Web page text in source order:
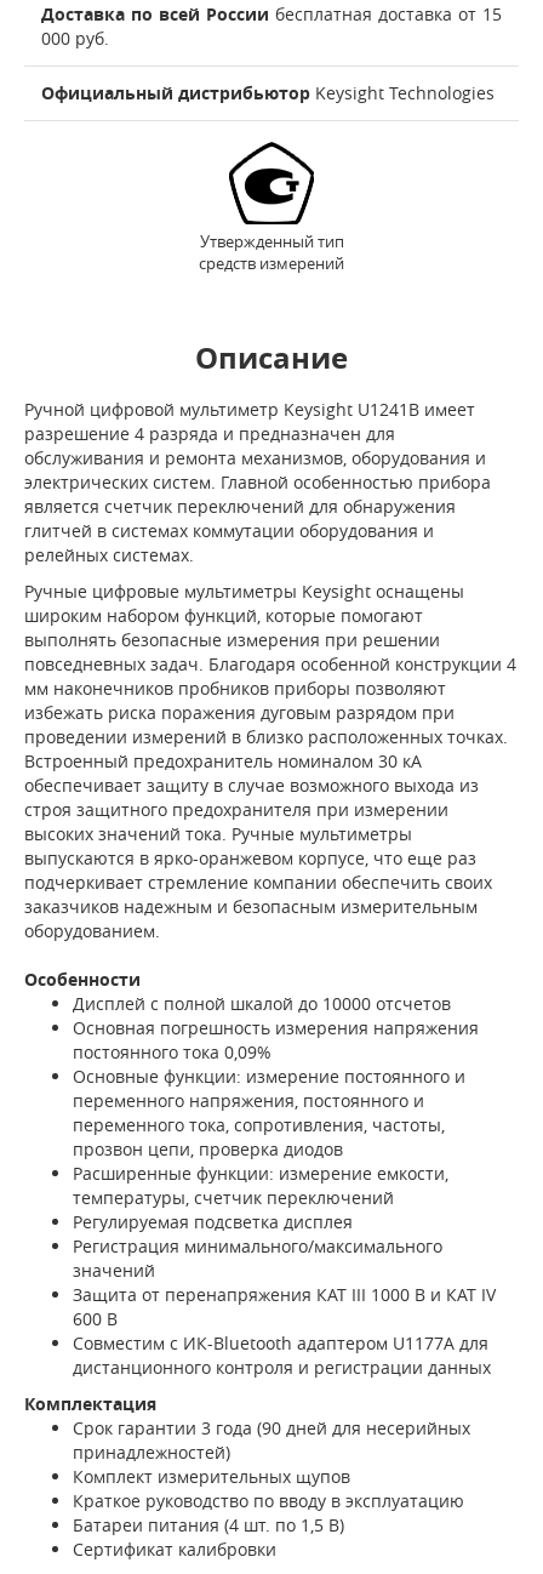
Доставка по всей России бесплатная доставка от 15
000 руб.
Официальный дистрибьютор Keysight Technologies
Утвержденный тип
средств измерений
Описание
Ручной цифровой мультиметр Keysight U1241B имеет
разрешение 4 разряда и предназначен для
обслуживания и ремонта механизмов, оборудования и
электрических систем. Главной особенностью прибора
является счетчик переключений для обнаружения
глитчей в системах коммутации оборудования и
релейных системах.
Ручные цифровые мультиметры Keysight оснащены
широким набором функций, которые помогают
выполнять безопасные измерения при решении
повседневных задач. Благодаря особенной конструкции 4
мм наконечников пробников приборы позволяют
избежать риска поражения дуговым разрядом при
проведении измерений в близко расположенных точках.
Встроенный предохранитель номиналом 30 кА
обеспечивает защиту в случае возможного выхода из
строя защитного предохранителя при измерении
высоких значений тока. Ручные мультиметры
выпускаются в ярко-оранжевом корпусе, что еще раз
подчеркивает стремление компании обеспечить своих
заказчиков надежным и безопасным измерительным
оборудованием.
Особенности
Дисплей с полной шкалой до 10000 отсчетов
Основная погрешность измерения напряжения
постоянного тока 0,09%
Основные функции: измерение постоянного и
переменного напряжения, постоянного и
переменного тока, сопротивления, частоты,
прозвон цепи, проверка диодов
Расширенные функции: измерение емкости,
температуры, счетчик переключений
Регулируемая подсветка дисплея
Регистрация минимального/максимального
значений
Защита от перенапряжения КАТ III 1000 В и КАТ IV
600 В
Совместим с ИК-Bluetooth адаптером U1177A для
дистанционного контроля и регистрации данных
Комплектация
Срок гарантии 3 года (90 дней для несерийных
принадлежностей)
Комплект измерительных щупов
Краткое руководство по вводу в эксплуатацию
Батареи питания (4 шт. по 1,5 В)
Сертификат калибровки